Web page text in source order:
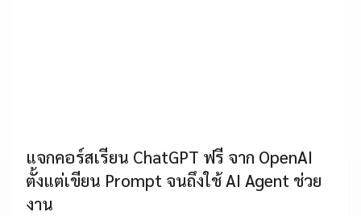
แจกคอร์สเรียน ChatGPT ฟรี จาก OpenAI
ตั้งแต่เขียน Prompt จนถึงใช้ AI Agent ช่วย
งาน